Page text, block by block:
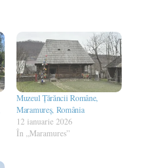
Muzeul Țărăncii Române,
Maramureș, România
12 ianuarie 2026
În „Maramures”